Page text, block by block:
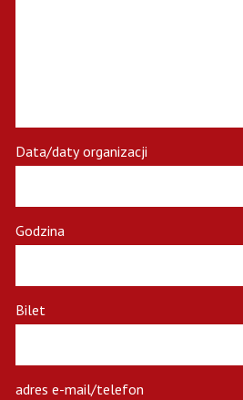
Data/daty organizacji
Godzina
Bilet
adres e-mail/telefon